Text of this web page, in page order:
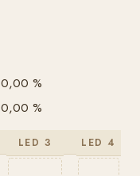
0,00 %
0,00 %
LED 3 LED 4